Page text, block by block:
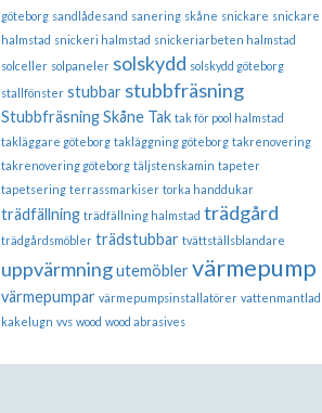
göteborg sandlådesand sanering skåne snickare snickare
halmstad snickeri halmstad snickeriarbeten halmstad
solceller solpaneler solskydd solskydd göteborg
stallfönster stubbar stubbfräsning
Stubbfräsning Skåne Tak tak för pool halmstad
takläggare göteborg takläggning göteborg takrenovering
takrenovering göteborg täljstenskamin tapeter
tapetsering terrassmarkiser torka handdukar
trädfällning trädfällning halmstad trädgård
trädgårdsmöbler trädstubbar tvättställsblandare
uppvärmningutemöblervärmepump
värmepumpar värmepumpsinstallatörer vattenmantlad
kakelugn vvs wood wood abrasives